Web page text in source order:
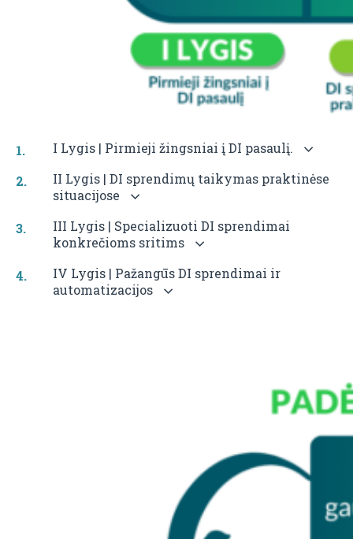
I Lygis | Pirmieji žingsniai į DI pasaulį.
II Lygis | DI sprendimų taikymas praktinėse
situacijose
III Lygis | Specializuoti DI sprendimai
konkrečioms sritims
IV Lygis | Pažangūs DI sprendimai ir
automatizacijos